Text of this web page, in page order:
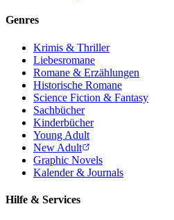
Genres
Krimis & Thriller
Liebesromane
Romane & Erzählungen
Historische Romane
Science Fiction & Fantasy
Sachbücher
Kinderbücher
Young Adult
New Adult
Graphic Novels
Kalender & Journals
Hilfe & Services